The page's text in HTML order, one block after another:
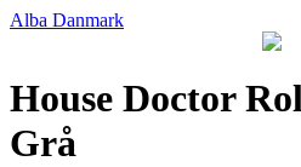
Alba Danmark
House Doctor
Grå